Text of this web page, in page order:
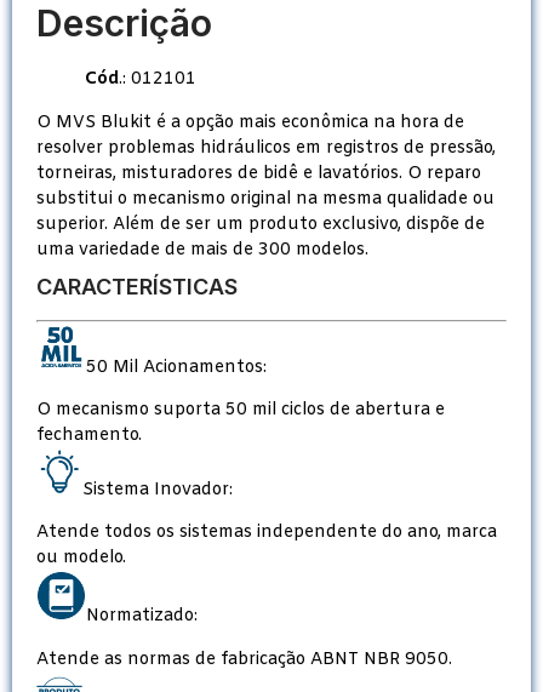
Descrição
Cód.: 012101
O MVS Blukit é a opção mais econômica na hora de
resolver problemas hidráulicos em registros de pressão,
torneiras, misturadores de bidê e lavatórios. O reparo
substitui o mecanismo original na mesma qualidade ou
superior. Além de ser um produto exclusivo, dispõe de
uma variedade de mais de 300 modelos.
CARACTERÍSTICAS
50 Mil Acionamentos:
O mecanismo suporta 50 mil ciclos de abertura e
fechamento.
Sistema Inovador:
Atende todos os sistemas independente do ano, marca
ou modelo.
Normatizado:
Atende as normas de fabricação ABNT NBR 9050.